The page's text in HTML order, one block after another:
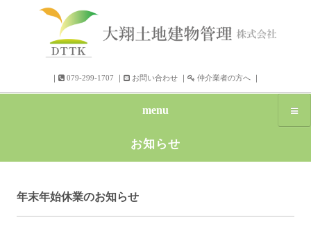
｜ 079-299-1707 ｜ お問い合わせ ｜ 仲介業者の方へ ｜
menu
お知らせ
年末年始休業のお知らせ